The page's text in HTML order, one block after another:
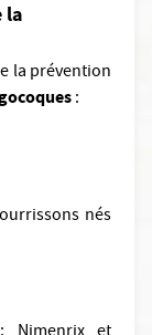
la
la prévention
:
nés